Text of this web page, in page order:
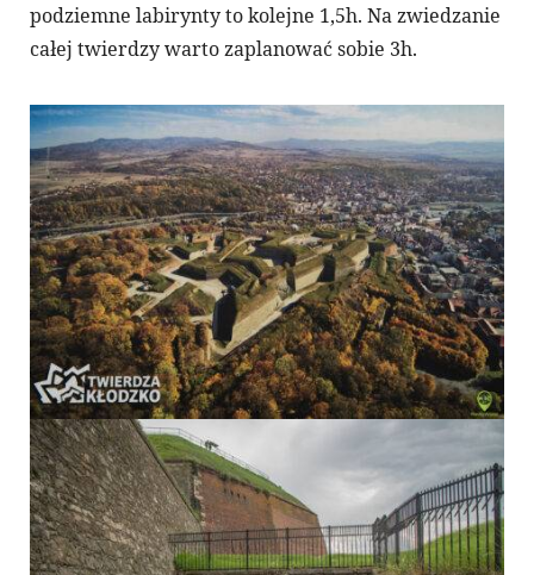
podziemne labirynty to kolejne 1,5h. Na zwiedzanie
całej twierdzy warto zaplanować sobie 3h.